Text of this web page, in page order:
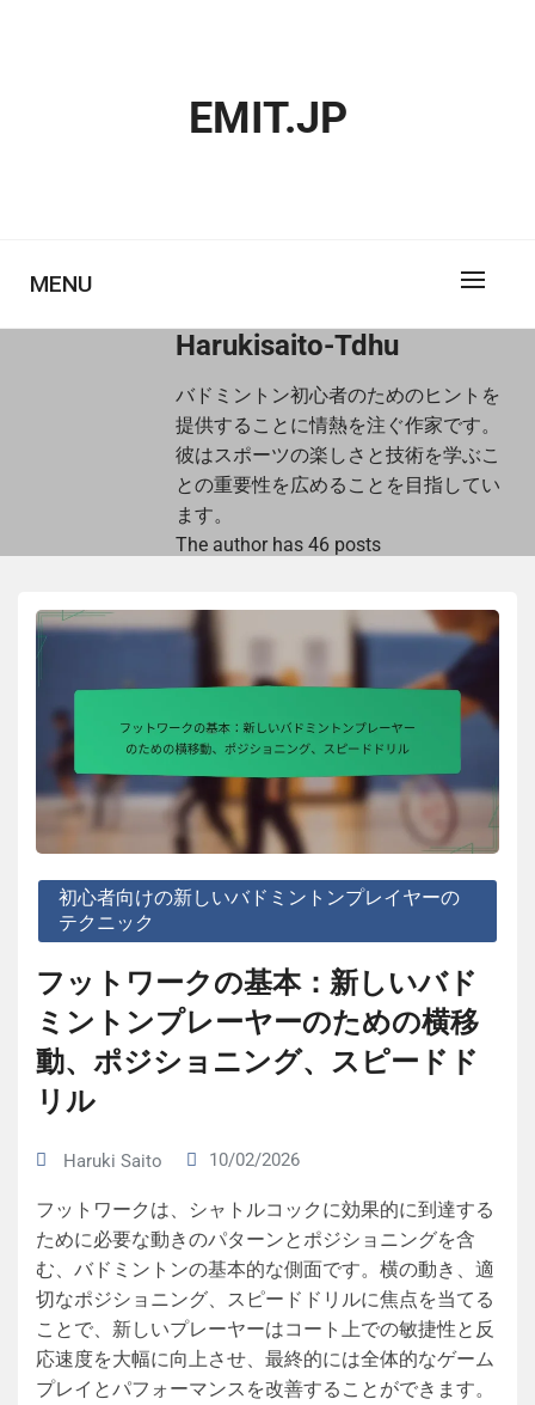
EMIT.JP
MENU
Harukisaito-Tdhu
バドミントン初心者のためのヒントを
提供することに情熱を注ぐ作家です。
彼はスポーツの楽しさと技術を学ぶこ
との重要性を広めることを目指してい
ます。
The author has 46 posts
初心者向けの新しいバドミントンプレイヤーの
テクニック
フットワークの基本：新しいバド
ミントンプレーヤーのための横移
動、ポジショニング、スピードド
リル
Haruki Saito 10/02/2026
フットワークは、シャトルコックに効果的に到達する
ために必要な動きのパターンとポジショニングを含
む、バドミントンの基本的な側面です。横の動き、適
切なポジショニング、スピードドリルに焦点を当てる
ことで、新しいプレーヤーはコート上での敏捷性と反
応速度を大幅に向上させ、最終的には全体的なゲーム
プレイとパフォーマンスを改善することができます。